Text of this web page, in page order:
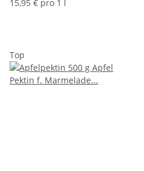
15,95 € pro 1 l
Top